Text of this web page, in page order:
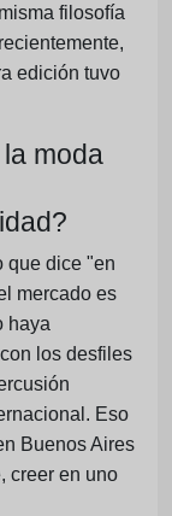
filosofía
edición tuvo
moda
que dice "en
mercado es
haya
los desfiles
Eso
Buenos Aires
creer en uno